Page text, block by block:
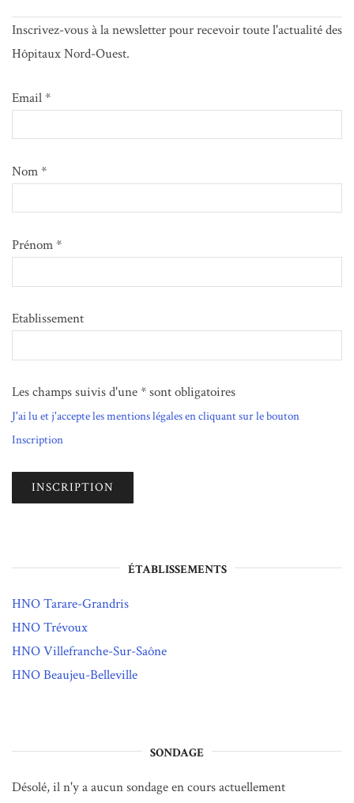
Inscrivez-vous à la newsletter pour recevoir toute l'actualité des
Hôpitaux Nord-Ouest.
Email *
Nom *
Prénom *
Etablissement
Les champs suivis d'une * sont obligatoires
J'ai lu et j'accepte les mentions légales en cliquant sur le bouton
Inscription
ÉTABLISSEMENTS
HNO Tarare-Grandris
HNO Trévoux
HNO Villefranche-Sur-Saône
HNO Beaujeu-Belleville
SONDAGE
Désolé, il n'y a aucun sondage en cours actuellement